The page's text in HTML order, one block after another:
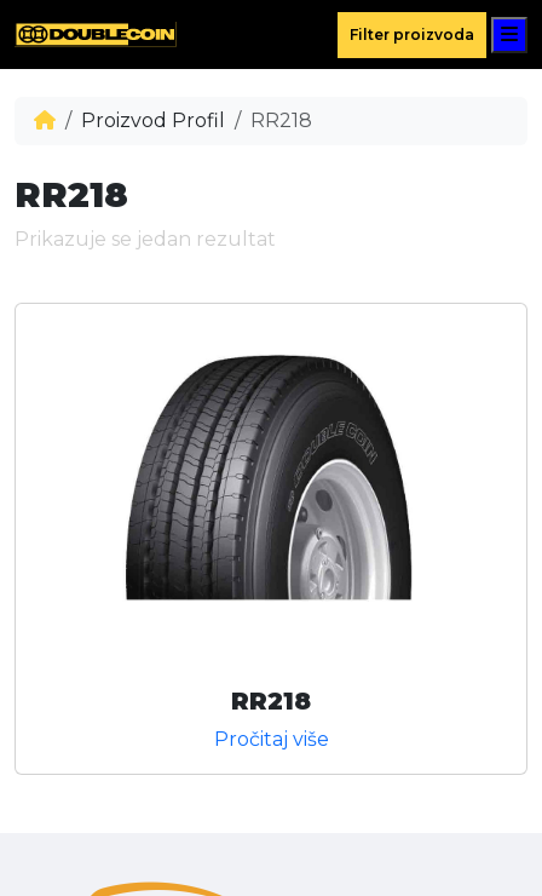
Filter proizvoda
Proizvod Profil RR218
RR218
Prikazuje se jedan rezultat
RR218
Pročitaj više